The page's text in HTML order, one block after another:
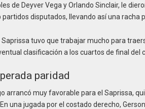
de Deyver Vega y Orlando Sinclair, le
partidos disputados, llevando así una racha
Saprissa tuvo que trabajar mucho para
clasificación a los cuartos de final del
paridad
arrancó muy favorable para el Saprissa,
una jugada por el costado derecho,